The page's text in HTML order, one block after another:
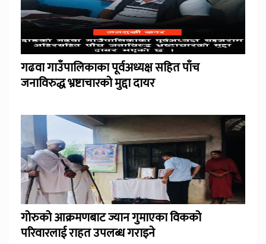
गढवा गाउँपालिकाका पूर्वअध्यक्ष सहित पाँच
जनाविरुद्ध भ्रष्टाचारको मुद्दा दायर
गोरुको आक्रमणबाट ज्यान गुमाएका विकको
परिवारलाई राहत उपलब्ध गराइने